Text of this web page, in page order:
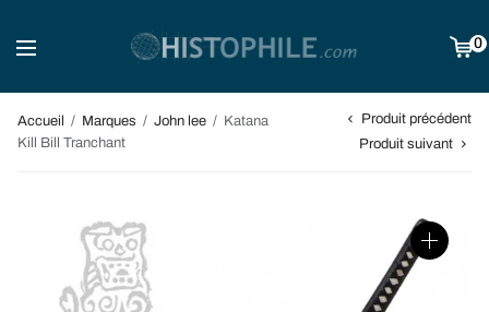
0
Accueil / Marques / John lee / Katana
Kill Bill Tranchant
Produit précédent
Produit suivant